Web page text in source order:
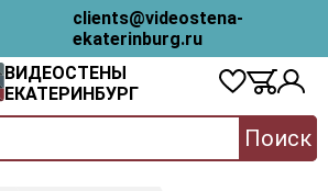
clients@videostena-
ekaterinburg.ru
ВИДЕОСТЕНЫ
ЕКАТЕРИНБУРГ
Поиск